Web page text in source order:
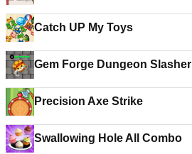
Catch UP My Toys
Gem Forge Dungeon Slasher
Precision Axe Strike
Swallowing Hole All Combo